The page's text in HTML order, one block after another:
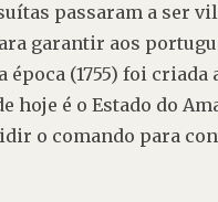
passaram a ser
garantir aos
época (1755) foi criada
hoje é o Estado do
o comando para